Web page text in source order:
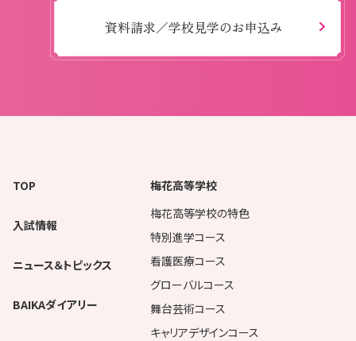
資料請求／学校見学のお申込み
TOP
入試情報
ニュース＆トピックス
BAIKAダイアリー
梅花高等学校
梅花高等学校の特色
特別進学コース
看護医療コース
グローバルコース
舞台芸術コース
キャリアデザインコース